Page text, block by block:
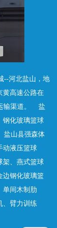
--河北盐山，地
黄高速公路在
输渠道。 盐
钢化玻璃篮球
盐山县强森体
动液压篮球
架、燕式篮球
边钢化玻璃篮
单间木制肋
、臂力训练